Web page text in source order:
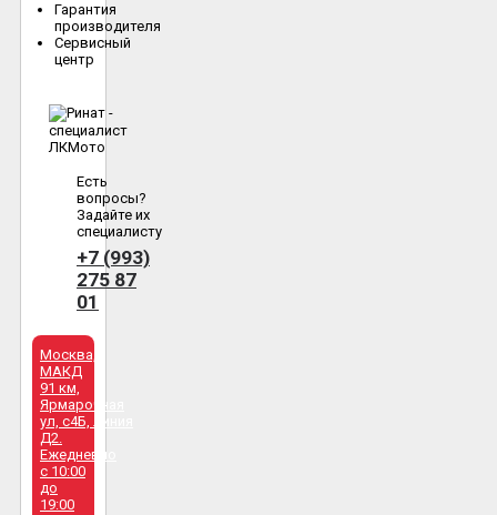
Гарантия
производителя
Сервисный
центр
Есть
вопросы?
Задайте их
специалисту
+7 (993)
275 87
01
Москва,
МАКД
91 км,
Ярмарочная
ул, с4Б, линия
Д2.
Ежедневно
с 10:00
до
19:00